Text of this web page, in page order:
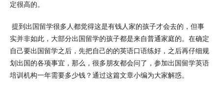
定很高的。
提到出国留学很多人都觉得这是有钱人家的孩子才会去的，但事
实并非如此，大部分出国留学的孩子都是来自普通家庭的。在确定
自己要出国留学之后，先把自己的的英语口语练好，之后再仔细规
划出国的各项事宜，那么，很多朋友都会问了，参加出国留学英语
培训机构一年需要多少钱？通过这篇文章小编为大家解惑。